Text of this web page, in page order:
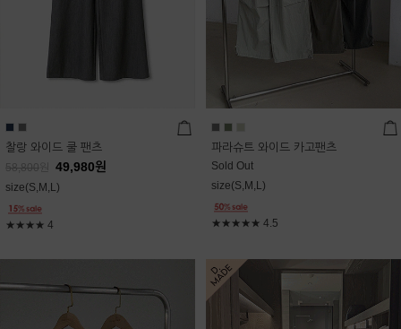
찰랑 와이드 쿨 팬츠
58,800 49,980원
size(S,M,L)
★★★★ 4
파라슈트 와이드 카고팬츠
Sold Out
size(S,M,L)
★★★★★ 4.5